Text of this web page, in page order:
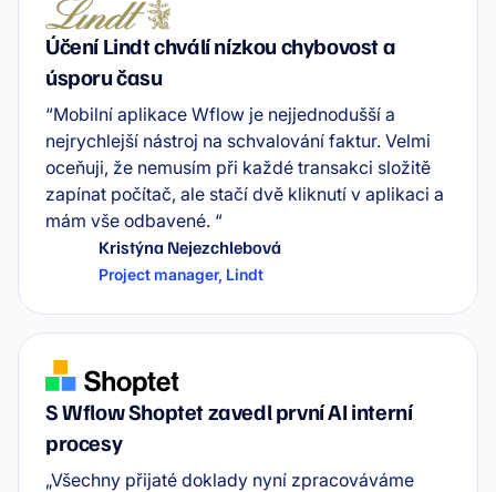
Účení Lindt chválí nízkou chybovost a
úsporu času
“Mobilní aplikace Wflow je nejjednodušší a
nejrychlejší nástroj na schvalování faktur. Velmi
oceňuji, že nemusím při každé transakci složitě
zapínat počítač, ale stačí dvě kliknutí v aplikaci a
mám vše odbavené. “
Kristýna Nejezchlebová
Project manager, Lindt
S Wflow Shoptet zavedl první AI interní
procesy
„Všechny přijaté doklady nyní zpracováváme